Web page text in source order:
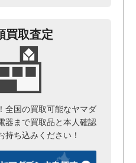
買取査定
全国の買取可能なヤマダ
器まで買取品と本人確認
持ち込みください！